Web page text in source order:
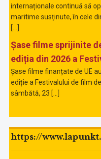
internaționale continuă să
maritime susținute, în cele
[…]
Șase filme sprijinite
ediția din 2026 a
Șase filme finanțate de UE
ediție a Festivalului de film
sâmbătă, 23 […]
https://